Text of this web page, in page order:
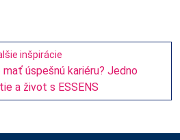
inšpirácie
úspešnú kariéru? Jedno
a život s ESSENS